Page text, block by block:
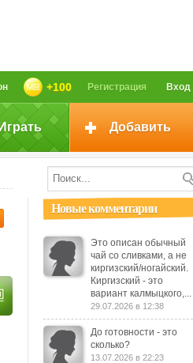
Вход
Регистрация
+100
Добавить
Новые комментарии
Это описан обычный
чай со сливками, а не
киргизский/ногайский.
Киргизский - это
вариант калмыцкого,...
29.07.2026 в 12:38
До готовности - это
сколько?
13.07.2026 в 22:23